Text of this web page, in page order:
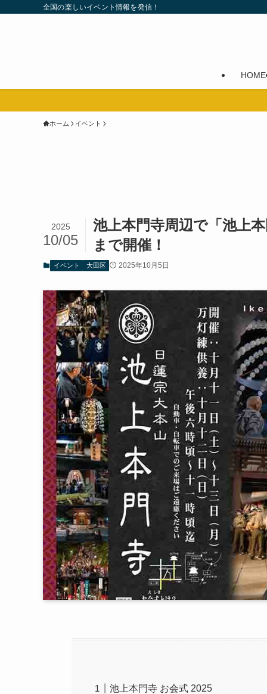
全国の楽しいイベント情報を発信！
HOME
ホーム イベント
池上本門寺周辺で「池上
まで開催！
2025
10/05
イベント 大田区 2025年10月5日
池上本門寺 お会式 2025